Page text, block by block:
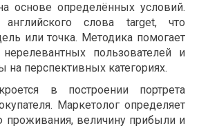
основе определённых условий.
слова target, что
или точка. Методика помогает
пользователей и
на перспективных категориях.
в построении портрета
Маркетолог определяет
проживания, величину прибыли и